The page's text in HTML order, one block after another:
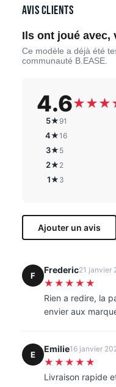
Avis clients
Ils ont joué avec,
Ce modèle a déjà été
communauté B.EASE.
4.6★★★
5★ 91
4★16
3★ 5
2★ 2
1★ 3
Ajouter un avis
F
Frederic21 janvier
★★★★★
Rien a redire, la
envier aux
E
Emilie16 janvier
★★★★★
Livraison rapide